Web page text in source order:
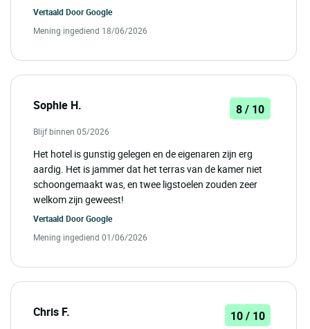
Vertaald DoorGoogle
Mening ingediend 18/06/2026
Sophie H. 8 / 10
Blijf binnen 05/2026
Het hotel is gunstig gelegen en de eigenaren zijn erg
aardig. Het is jammer dat het terras van de kamer niet
schoongemaakt was, en twee ligstoelen zouden zeer
welkom zijn geweest!
Vertaald DoorGoogle
Mening ingediend 01/06/2026
Chris F. 10 / 10